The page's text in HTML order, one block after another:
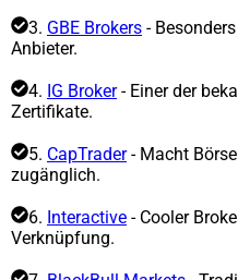
3. GBE Brokers -
Anbieter.
4. IG Broker- Einer der
Zertifikate.
5. CapTrader- Macht
zugänglich.
6. Interactive - Cooler
Verknüpfung.